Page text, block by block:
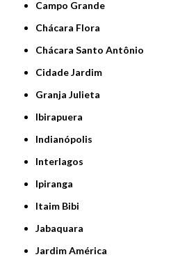
Campo Grande
Chácara Flora
Chácara Santo Antônio
Cidade Jardim
Granja Julieta
Ibirapuera
Indianópolis
Interlagos
Ipiranga
Itaim Bibi
Jabaquara
Jardim América